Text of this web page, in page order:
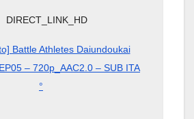
Battle Athletes Daiundoukai
– 720p_AAC2.0 – SUB ITA
°